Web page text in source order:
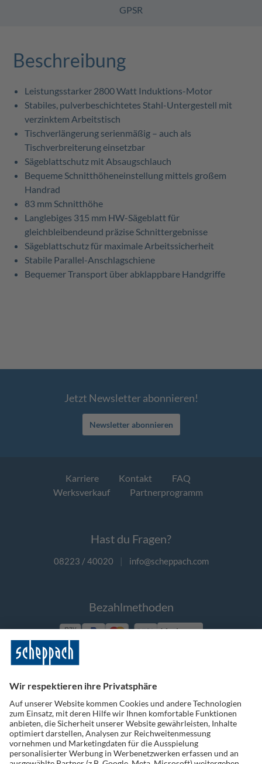
GPSR
Beschreibung
Leistungsstarker 2800 Watt Induktions-Motor
Stabiles, pulverbeschichtetes Stahl-Untergestell mit
verzinktem Arbeitstisch
Tischverlängerung serienmäßig – auch als
Tischverbreiterung einsetzbar
Sägeblattschutz mit Absaugschlauch
Bequeme Schnitthöheneinstellung mittels großem
Handrad
83 mm Schnitthöhe
Langlebiges 315 mm HW-Sägeblatt für
gleichbleibendeund präzise Schnittergebnisse
Sägeblattschutz für maximale Arbeitssicherheit
Stabile Parallel-Anschlagschiene
Bequemer Transport über abklappbare Handgriffe
Jetzt Newsletter abonnieren!
Newsletter abonnieren
Karriere Kontakt
FAQ
Werksverkauf
Partnerprogramm
Hast du Fragen?
08223 / 40020 | info@scheppach.com
Bezahlmethoden
Vorkasse
Folge uns auf Social Media